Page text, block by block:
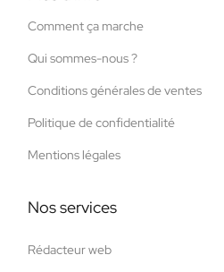
Comment ça marche
Qui sommes-nous ?
Conditions générales de ventes
Politique de confidentialité
Mentions légales
Nos services
Rédacteur web